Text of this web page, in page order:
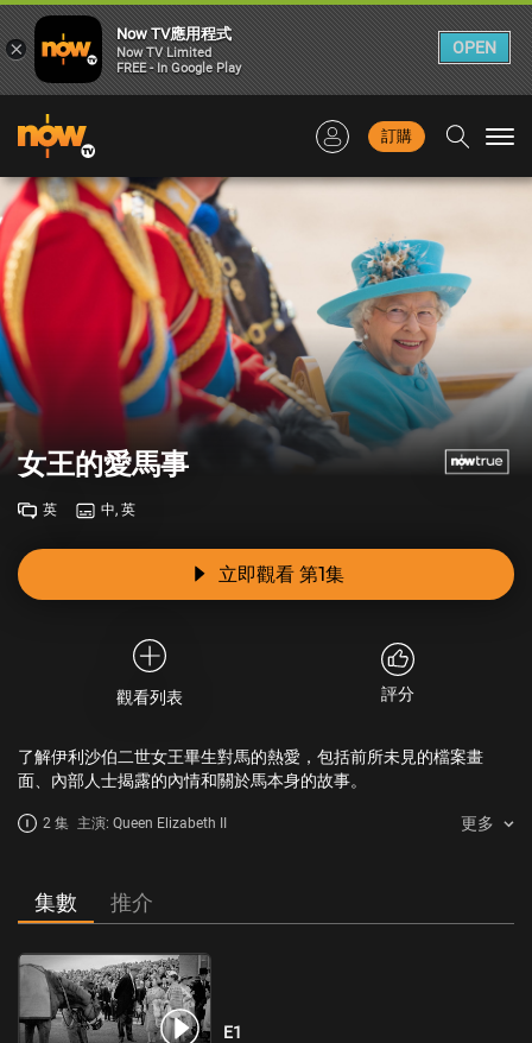
訂購
女王的愛馬事
英 中, 英
立即觀看 第1集
觀看列表 評分
了解伊利沙伯二世女王畢生對馬的熱愛，包括前所未見的檔案畫
面、內部人士揭露的內情和關於馬本身的故事。
2 集 主演: Queen Elizabeth II 更多
集數 推介
E1
×
Now TV應用程式
Now TV Limited
FREE - In Google Play
OPEN